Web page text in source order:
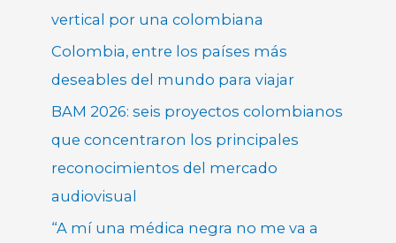
vertical por una colombiana
Colombia, entre los países más
deseables del mundo para viajar
BAM 2026: seis proyectos colombianos
que concentraron los principales
reconocimientos del mercado
audiovisual
“A mí una médica negra no me va a